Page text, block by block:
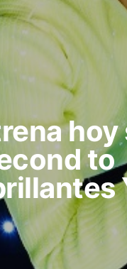
hoy
to